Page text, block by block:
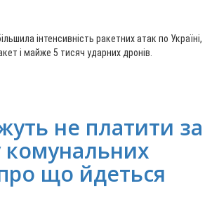
інтенсивність ракетних атак по Україні,
і майже 5 тисяч ударних дронів.
не платити за
комунальних
що йдеться